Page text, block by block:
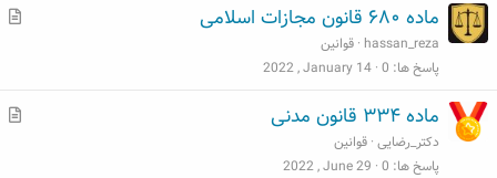
م
ماده ۶۸۰ قانون مجازات اسلامی
hassan_reza قوانین
پاسخ ها 0
2022 , January 14
م
ماده ۳۳۴ قانون مدنی
دکتر_رضایی قوانین
پاسخ ها 0
2022 , June 29